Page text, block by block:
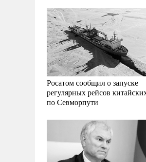
Росатом сообщил о запуске
регулярных рейсов
по Севморпути